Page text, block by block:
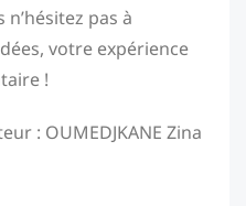
pas à
votre expérience
!
: OUMEDJKANE Zina